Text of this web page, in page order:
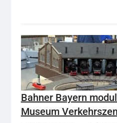
Bahner Bayern
Museum